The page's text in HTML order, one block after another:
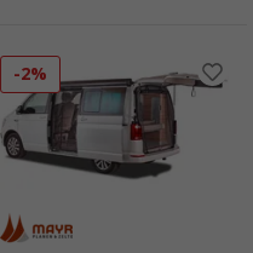
-2%